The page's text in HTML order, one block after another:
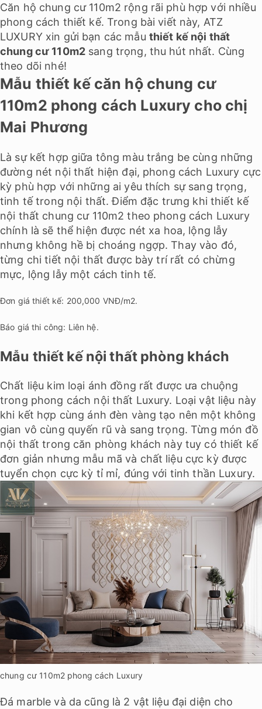
Căn hộ chung cư 110m2 rộng rãi phù hợp với nhiều
phong cách thiết kế. Trong bài viết này, ATZ
LUXURY xin gửi bạn các mẫu thiết kế nội thất
chung cư 110m2sang trọng, thu hút nhất. Cùng
theo dõi nhé!
Mẫu thiết kế căn hộ chung cư
110m2 phong cách Luxury cho chị
Mai Phương
Là sự kết hợp giữa tông màu trắng be cùng những
đường nét nội thất hiện đại, phong cách Luxury cực
kỳ phù hợp với những ai yêu thích sự sang trọng,
tinh tế trong nội thất. Điểm đặc trưng khithiết kế
nội thất chung cư110m2 theo phong cách Luxury
chính là sẽ thể hiện được nét xa hoa, lộng lẫy
nhưng không hề bị choáng ngợp. Thay vào đó,
từng chi tiết nội thất được bày trí rất có chừng
mực, lộng lẫy một cách tinh tế.
Đơn giá thiết kế: 200,000 VNĐ/m2.
Báo giá thi công: Liên hệ.
Mẫu thiết kế nội thất phòng khách
Chất liệu kim loại ánh đồng rất được ưa chuộng
trong phong cách nội thất Luxury. Loại vật liệu này
khi kết hợp cùng ánh đèn vàng tạo nên một không
gian vô cùng quyến rũ và sang trọng. Từng món đồ
nội thất trong căn phòng khách này tuy có thiết kế
đơn giản nhưng mẫu mã và chất liệu cực kỳ được
tuyển chọn cực kỳ tỉ mỉ, đúng với tinh thần Luxury.
chung cư 110m2 phong cách Luxury
Đá marble và da cũng là 2 vật liệu đại diện cho